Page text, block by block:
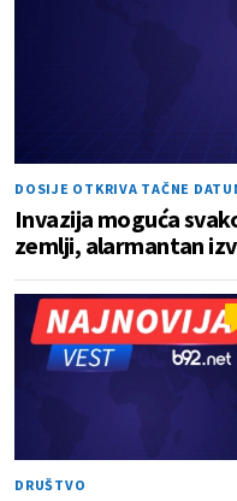
DOSIJE OTKRIVA TAČNE
Invazija moguća
zemlji, alarmantan
DRUŠTVO